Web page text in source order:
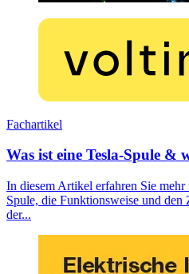
Fachartikel
Was ist eine Tesla-Spule &
In diesem Artikel erfahren Sie
Spule, die Funktionsweise und
der...